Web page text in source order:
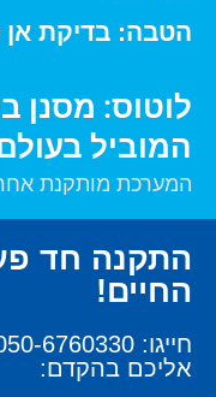
הטבה: בדיקת אן
לוטוס: מסנן
המוביל
המערכת מותקנת
התקנה חד
החיים!
אליכם בהקדם: